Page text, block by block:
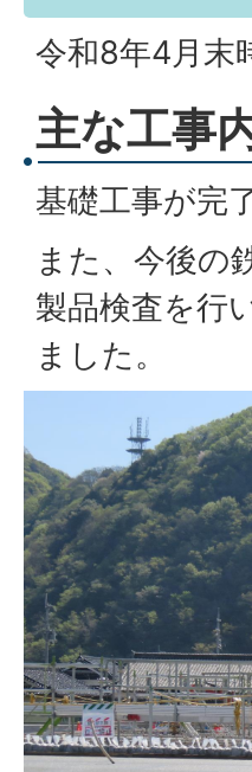
令和8年4月末
主な工事
基礎工事が完
また、今後の
製品検査を行
ました。